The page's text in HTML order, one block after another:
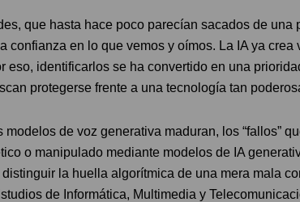
que hasta hace poco parecían sacados de
confianza en lo que vemos y oímos. La IA ya
eso, identificarlos se ha convertido en una
protegerse frente a una tecnología tan
modelos de voz generativa maduran, los “fallos”
o manipulado mediante modelos de IA
la huella algorítmica de una mera mala
de Informática, Multimedia y